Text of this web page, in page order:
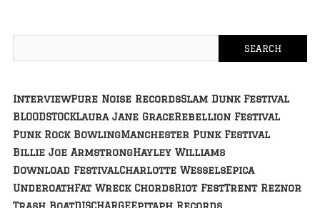
InterviewPure Noise RecordsSlam Dunk Festival
BLOODSTOCKLaura Jane GraceRebellion Festival
Punk Rock BowlingManchester Punk Festival
Billie Joe ArmstrongHayley Williams
Download FestivalCharlotte WesselsEpica
UnderoathFat Wreck ChordsRiot FestTrent Reznor
Trash BoatDISCHARGEEpitaph Records